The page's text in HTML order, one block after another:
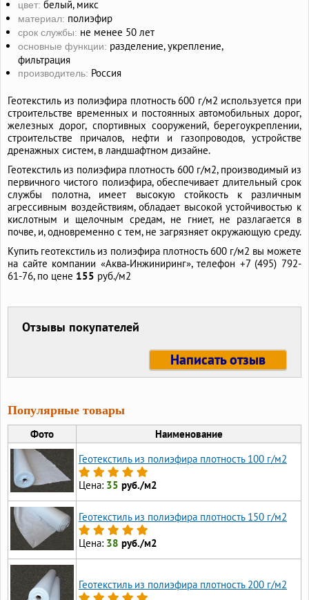
цвет: белый, микс
материал: полиэфир
срок службы: не менее 50 лет
основные функции: разделение, укрепление,
фильтрация
производитель: Россия
Геотекстиль из полиэфира плотность 600 г/м2 используется при
строительстве временных и постоянных автомобильных дорог,
железных дорог, спортивных сооружений, берегоукреплении,
строительстве причалов, нефти и газопроводов, устройстве
дренажных систем, в ландшафтном дизайне.
Геотекстиль из полиэфира плотность 600 г/м2, производимый из
первичного чистого полиэфира, обеспечивает длительный срок
службы полотна, имеет высокую стойкость к различным
агрессивным воздействиям, обладает высокой устойчивостью к
кислотным и щелочным средам, не гниет, не разлагается в
почве, и, одновременно с тем, не загрязняет окружающую среду.
Купить геотекстиль из полиэфира плотность 600 г/м2 вы можете
на сайте компании «Аква‑Инжиниринг», телефон +7 (495) 792-
61-76, по цене 155 руб./м2
Отзывы покупателей
Написать отзыв
Популярные товары
Фото
Наименование
Геотекстиль из полиэфира плотность 100 г/м2
Цена: 35 руб./м2
Геотекстиль из полиэфира плотность 150 г/м2
Цена: 38 руб./м2
Геотекстиль из полиэфира плотность 200 г/м2